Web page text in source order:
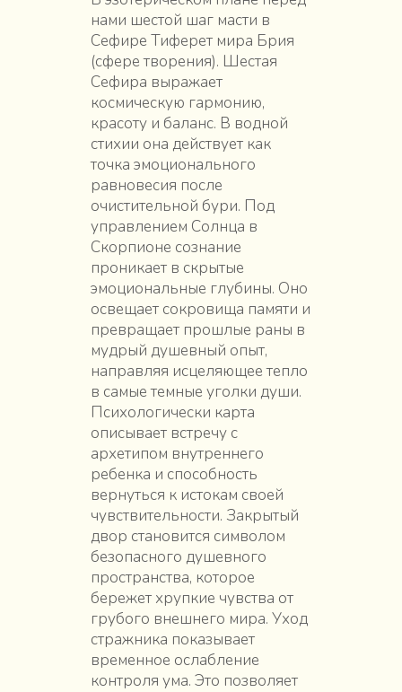
нами шестой шаг масти в
Сефире Тиферет мира Брия
(сфере творения). Шестая
Сефира выражает
космическую гармонию,
красоту и баланс. В водной
стихии она действует как
точка эмоционального
равновесия после
очистительной бури. Под
управлением Солнца в
Скорпионе сознание
проникает в скрытые
эмоциональные глубины. Оно
освещает сокровища памяти и
превращает прошлые раны в
мудрый душевный опыт,
направляя исцеляющее тепло
в самые темные уголки души.
Психологически карта
описывает встречу с
архетипом внутреннего
ребенка и способность
вернуться к истокам своей
чувствительности. Закрытый
двор становится символом
безопасного душевного
пространства, которое
бережет хрупкие чувства от
грубого внешнего мира. Уход
стражника показывает
временное ослабление
контроля ума. Это позволяет